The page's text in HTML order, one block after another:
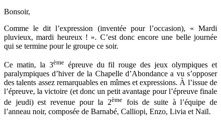
Bonsoir,
Comme le dit l’expression (inventée pour l’occasion), « Mardi
pluvieux, mardi heureux ! ». C’est donc encore une belle journée
qui se termine pour le groupe ce soir.
Ce matin, la 3èmeépreuve du fil rouge des jeux olympiques et
paralympiques d’hiver de la Chapelle d’Abondance a vu s’opposer
des talents assez remarquables en mîmes et expressions. À l’issue de
l’épreuve, la victoire (et donc un petit avantage pour l’épreuve finale
de jeudi) est revenue pour la 2ème fois de suite à l’équipe de
l’anneau noir, composée de Barnabé, Calliopi, Enzo, Livia et Naïl.